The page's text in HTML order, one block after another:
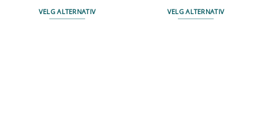
VELG ALTERNATIV VELG ALTERNATIV